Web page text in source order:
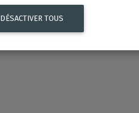
DÉSACTIVER TOUS